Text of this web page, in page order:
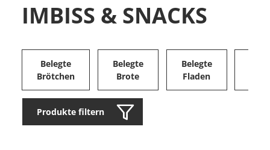
IMBISS & SNACKS
Belegte
Brötchen
Belegte
Brote
Belegte
Fladen
Produkte filtern